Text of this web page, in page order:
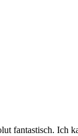
fantastisch. Ich